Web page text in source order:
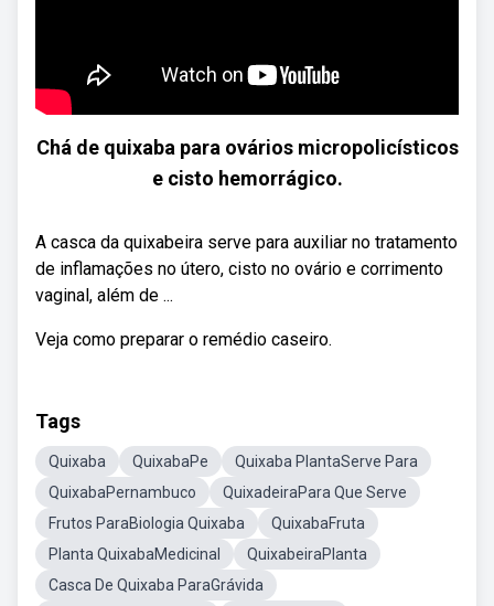
Chá de quixaba para ovários micropolicísticos
e cisto hemorrágico.
A casca da quixabeira serve para auxiliar no tratamento
de inflamações no útero, cisto no ovário e corrimento
vaginal, além de ...
Veja como preparar o remédio caseiro.
Tags
Quixaba QuixabaPe
Quixaba PlantaServe Para
QuixabaPernambuco
QuixadeiraPara Que Serve
Frutos ParaBiologia Quixaba
QuixabaFruta
Planta QuixabaMedicinal
QuixabeiraPlanta
Casca De Quixaba ParaGrávida